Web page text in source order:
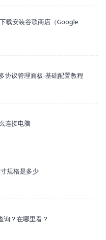
载安装谷歌商店（Google
协议管理面板-基础配置教程
连接电脑
规格是多少
询？在哪里看？